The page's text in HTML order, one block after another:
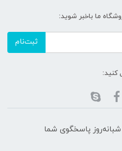
ما باخبر شوید:
ثبت‌نام
کنید:
، ۲۴ ساعت شبانه‌روز پاسخگوی شما